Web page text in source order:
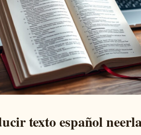
texto español